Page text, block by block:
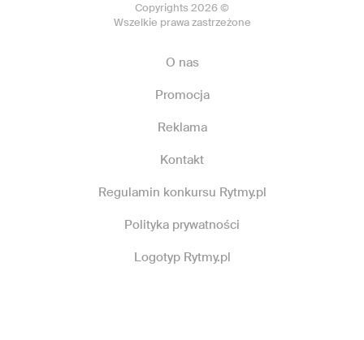
Copyrights 2026 ©
Wszelkie prawa zastrzeżone
O nas
Promocja
Reklama
Kontakt
Regulamin konkursu Rytmy.pl
Polityka prywatności
Logotyp Rytmy.pl